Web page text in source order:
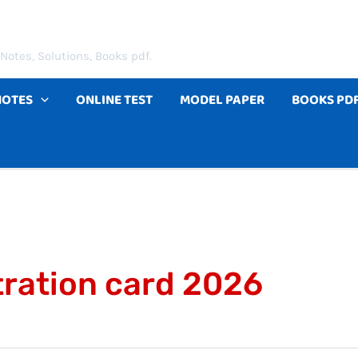
Solutions, Books pdf.
ONLINE TEST MODEL PAPER BOOKS
card 2026